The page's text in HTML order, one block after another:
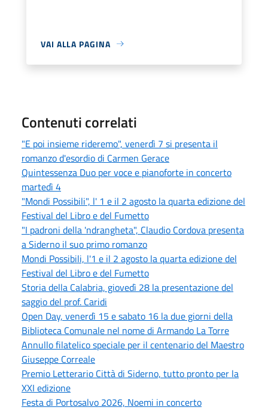
VAI ALLA PAGINA
Contenuti correlati
"E poi insieme rideremo", venerdì 7 si presenta il
romanzo d'esordio di Carmen Gerace
Quintessenza Duo per voce e pianoforte in concerto
martedì 4
"Mondi Possibili", l' 1 e il 2 agosto la quarta edizione del
Festival del Libro e del Fumetto
"I padroni della 'ndrangheta", Claudio Cordova presenta
a Siderno il suo primo romanzo
Mondi Possibili, l'1 e il 2 agosto la quarta edizione del
Festival del Libro e del Fumetto
Storia della Calabria, giovedì 28 la presentazione del
saggio del prof. Caridi
Open Day, venerdì 15 e sabato 16 la due giorni della
Biblioteca Comunale nel nome di Armando La Torre
Annullo filatelico speciale per il centenario del Maestro
Giuseppe Correale
Premio Letterario Città di Siderno, tutto pronto per la
XXI edizione
Festa di Portosalvo 2026, Noemi in concerto